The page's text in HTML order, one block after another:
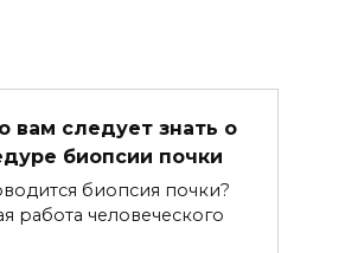
вам следует знать о
биопсии почки
биопсия почки?
работа человеческого